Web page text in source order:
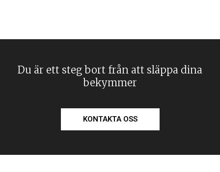
Du är ett steg bort från att släppa dina
bekymmer
KONTAKTA OSS